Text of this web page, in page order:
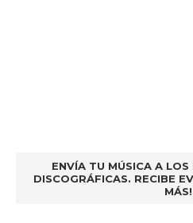
ENVÍA TU MÚSICA A LOS
DISCOGRÁFICAS. RECIBE
MÁS!